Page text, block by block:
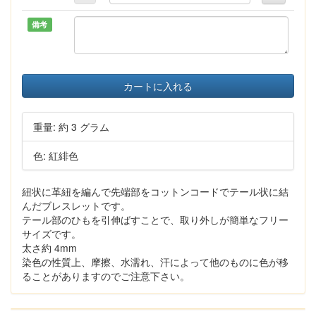
備考
カートに入れる
重量: 約 3 グラム
色: 紅緋色
紐状に革紐を編んで先端部をコットンコードでテール状に結
んだブレスレットです。
テール部のひもを引伸ばすことで、取り外しが簡単なフリー
サイズです。
太さ約 4mm
染色の性質上、摩擦、水濡れ、汗によって他のものに色が移
ることがありますのでご注意下さい。